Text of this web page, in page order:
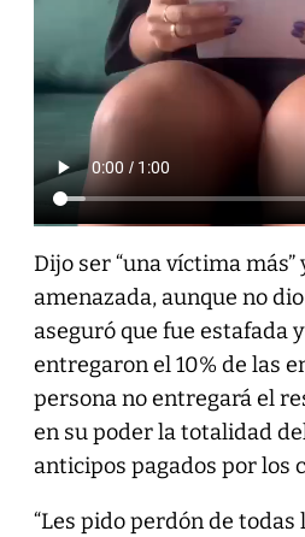
Dijo ser “una víctima
amenazada, aunque no
aseguró que fue estafada
entregaron el 10% de las
persona no entregará el
en su poder la totalidad
anticipos pagados por los
“Les pido perdón de todas